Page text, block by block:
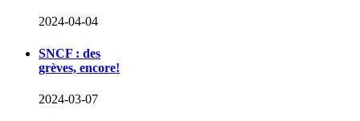
2024-04-04
SNCF : des
grèves, encore!
2024-03-07